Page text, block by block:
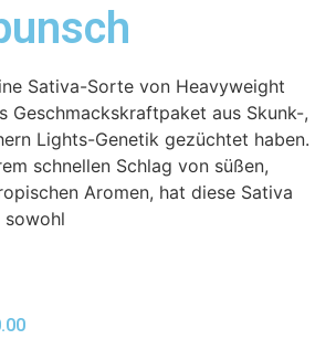
Sativa-Sorte von Heavyweight
Geschmackskraftpaket aus Skunk-,
Lights-Genetik gezüchtet haben.
schnellen Schlag von süßen,
Aromen, hat diese Sativa
sowohl